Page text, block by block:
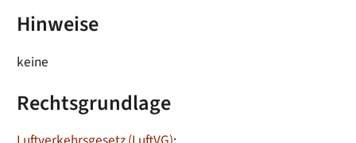
Hinweise
keine
Rechtsgrundlage